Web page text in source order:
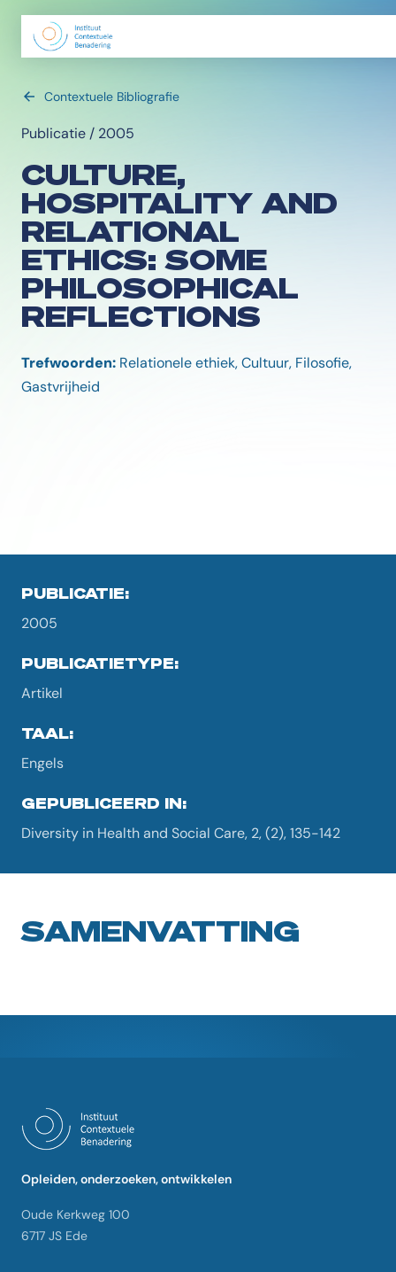
Contextuele Bibliografie
Publicatie / 2005
CULTURE,
HOSPITALITY AND
RELATIONAL
ETHICS: SOME
PHILOSOPHICAL
REFLECTIONS
Trefwoorden: Relationele ethiek, Cultuur, Filosofie,
Gastvrijheid
PUBLICATIE:
2005
PUBLICATIETYPE:
Artikel
TAAL:
Engels
GEPUBLICEERD IN:
Diversity in Health and Social Care, 2, (2), 135-142
SAMENVATTING
Opleiden, onderzoeken, ontwikkelen
Oude Kerkweg 100
6717 JS Ede